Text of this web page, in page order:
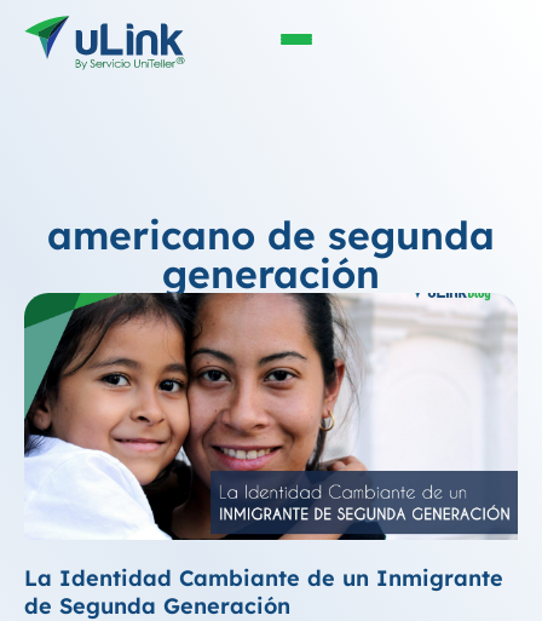
americano de segunda
generación
La Identidad Cambiante de un Inmigrante
de Segunda Generación